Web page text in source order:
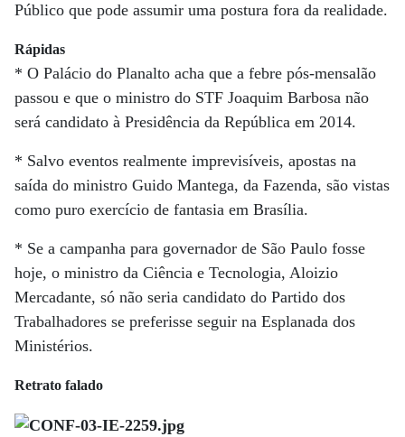
Público que pode assumir uma postura fora da realidade.
Rápidas
* O Palácio do Planalto acha que a febre pós-mensalão
passou e que o ministro do STF Joaquim Barbosa não
será candidato à Presidência da República em 2014.
* Salvo eventos realmente imprevisíveis, apostas na
saída do ministro Guido Mantega, da Fazenda, são vistas
como puro exercício de fantasia em Brasília.
* Se a campanha para governador de São Paulo fosse
hoje, o ministro da Ciência e Tecnologia, Aloizio
Mercadante, só não seria candidato do Partido dos
Trabalhadores se preferisse seguir na Esplanada dos
Ministérios.
Retrato falado